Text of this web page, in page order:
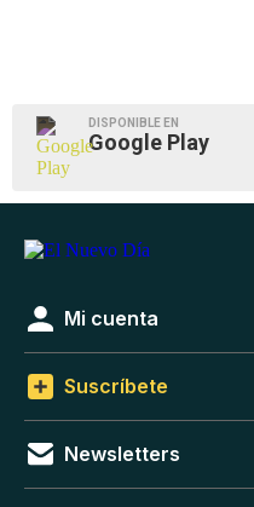
DISPONIBLE EN
Google Play
Mi cuenta
Suscríbete
Newsletters